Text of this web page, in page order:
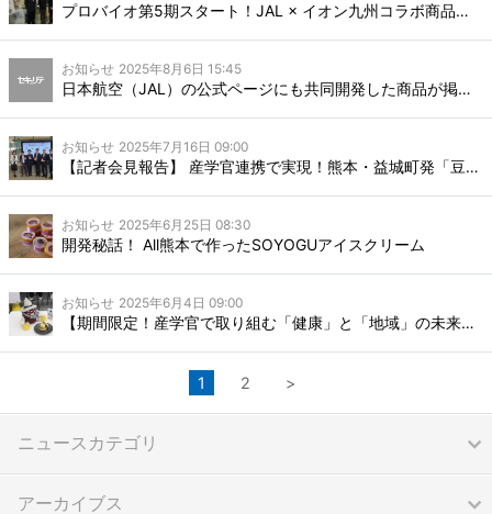
プロバイオ第5期スタート！JAL × イオン九州コラボ商品＆オンライン販売開始／九州豪雨へのお見舞い
お知らせ 2025年8月6日 15:45
日本航空（JAL）の公式ページにも共同開発した商品が掲載されました！
お知らせ 2025年7月16日 09:00
【記者会見報告】 産学官連携で実現！熊本・益城町発「豆乳ヨーグルトのいちごスムージー」新発売
お知らせ 2025年6月25日 08:30
開発秘話！ All熊本で作ったSOYOGUアイスクリーム
お知らせ 2025年6月4日 09:00
【期間限定！産学官で取り組む「健康」と「地域」の未来：産学官連携スイーツ】
1 2 >
ニュースカテゴリ
アーカイブス